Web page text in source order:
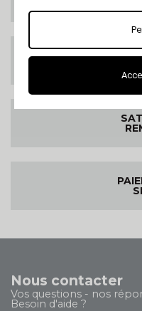
Nous contacter
Vos questions - nos
Besoin d'aide ?